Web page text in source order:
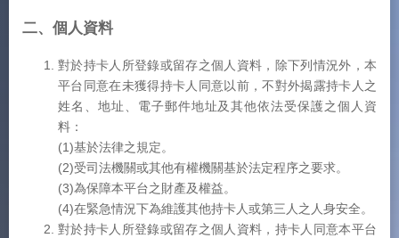
二、個人資料
對於持卡人所登錄或留存之個人資料，除下列情況外，本
平台同意在未獲得持卡人同意以前，不對外揭露持卡人之
姓名、地址、電子郵件地址及其他依法受保護之個人資
料：
(1)基於法律之規定。
(2)受司法機關或其他有權機關基於法定程序之要求。
(3)為保障本平台之財產及權益。
(4)在緊急情況下為維護其他持卡人或第三人之人身安全。
對於持卡人所登錄或留存之個人資料，持卡人同意本平台